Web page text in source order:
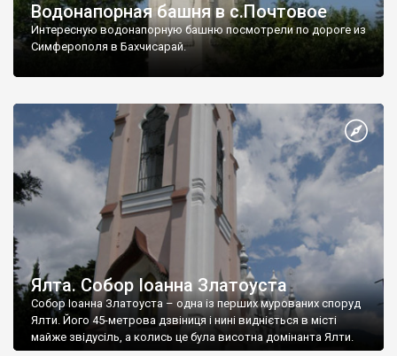
Водонапорная башня в с.Почтовое
Интересную водонапорную башню посмотрели по дороге из
Симферополя в Бахчисарай.
Ялта. Собор Іоанна Златоуста
Собор Іоанна Златоуста – одна із перших мурованих споруд
Ялти. Його 45-метрова дзвіниця і нині видніється в місті
майже звідусіль, а колись це була висотна домінанта Ялти.